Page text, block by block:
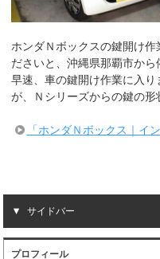
ホンダＮボックスの鍵開け作
ださいと、沖縄県那覇市か
早速、車の鍵開け作業に入
が、Ｎシリーズからの鍵の形
「ホンダＮボックス｜イ
サイドバー
プロフィール